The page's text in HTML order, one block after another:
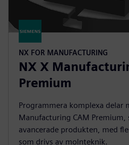
NX FOR MANUFACTURING
NX X
Premium
Programmera komplexa delar
Manufacturing CAM Premium,
avancerade produkten, med
som drivs av molnteknik.